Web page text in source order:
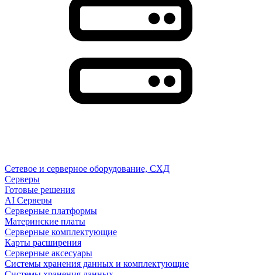
Сетевое и серверное оборудование, СХД
Cерверы
Готовые решения
AI Серверы
Серверные платформы
Материнские платы
Серверные комплектующие
Карты расширения
Серверные аксесуары
Системы хранения данных и комплектующие